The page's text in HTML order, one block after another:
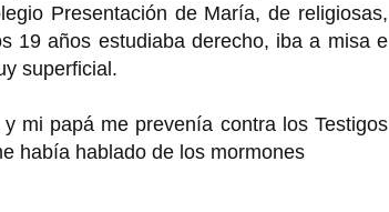
Presentación de María, de religiosas,
19 años estudiaba derecho, iba a misa e
superficial.
mi papá me prevenía contra los Testigos
había hablado de los mormones